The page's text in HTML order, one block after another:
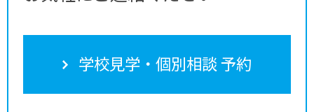
学校見学・個別相談 予約